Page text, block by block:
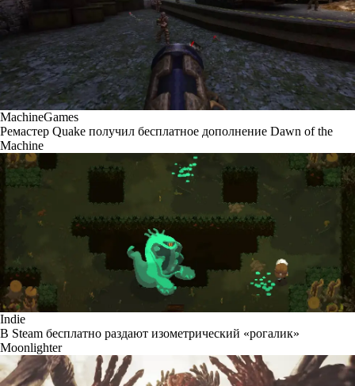
MachineGames
Ремастер Quake получил бесплатное дополнение Dawn of the
Machine
Indie
В Steam бесплатно раздают изометрический «рогалик»
Moonlighter